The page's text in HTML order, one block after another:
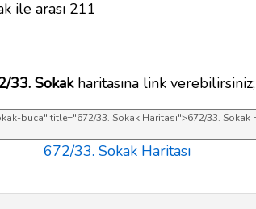
ile arası 211
33. Sokakharitasına link verebilirsiniz;
672/33. Sokak Haritası